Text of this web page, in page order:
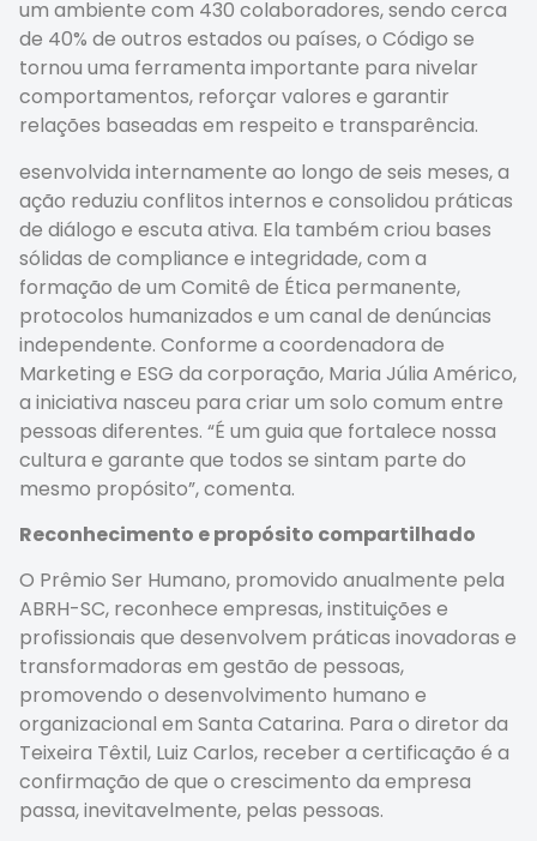
um ambiente com 430 colaboradores, sendo cerca
de 40% de outros estados ou países, o Código se
tornou uma ferramenta importante para nivelar
comportamentos, reforçar valores e garantir
relações baseadas em respeito e transparência.
esenvolvida internamente ao longo de seis meses, a
ação reduziu conflitos internos e consolidou práticas
de diálogo e escuta ativa. Ela também criou bases
sólidas de compliance e integridade, com a
formação de um Comitê de Ética permanente,
protocolos humanizados e um canal de denúncias
independente. Conforme a coordenadora de
Marketing e ESG da corporação, Maria Júlia Américo,
a iniciativa nasceu para criar um solo comum entre
pessoas diferentes. “É um guia que fortalece nossa
cultura e garante que todos se sintam parte do
mesmo propósito”, comenta.
Reconhecimento e propósito compartilhado
O Prêmio Ser Humano, promovido anualmente pela
ABRH-SC, reconhece empresas, instituições e
profissionais que desenvolvem práticas inovadoras e
transformadoras em gestão de pessoas,
promovendo o desenvolvimento humano e
organizacional em Santa Catarina. Para o diretor da
Teixeira Têxtil, Luiz Carlos, receber a certificação é a
confirmação de que o crescimento da empresa
passa, inevitavelmente, pelas pessoas.